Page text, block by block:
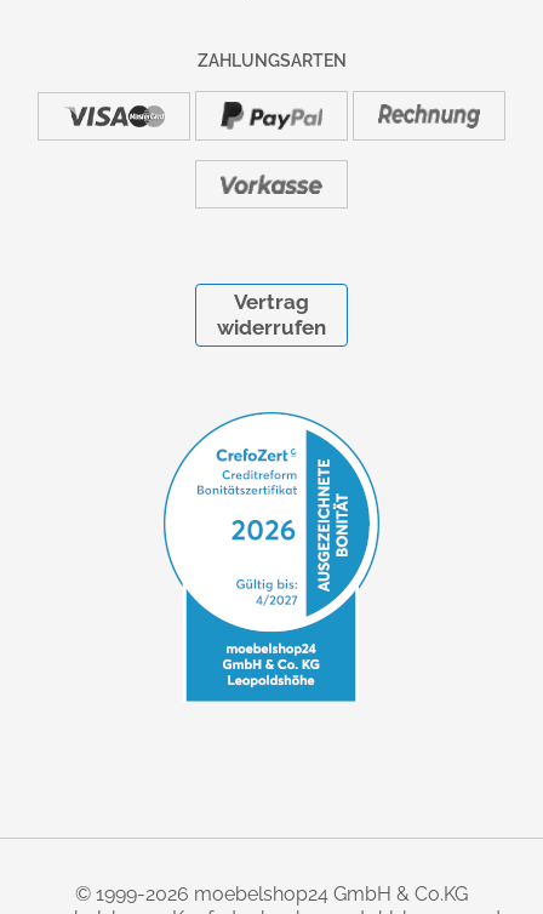
ZAHLUNGSARTEN
Vertrag
widerrufen
© 1999-2026 moebelshop24 GmbH & Co.KG